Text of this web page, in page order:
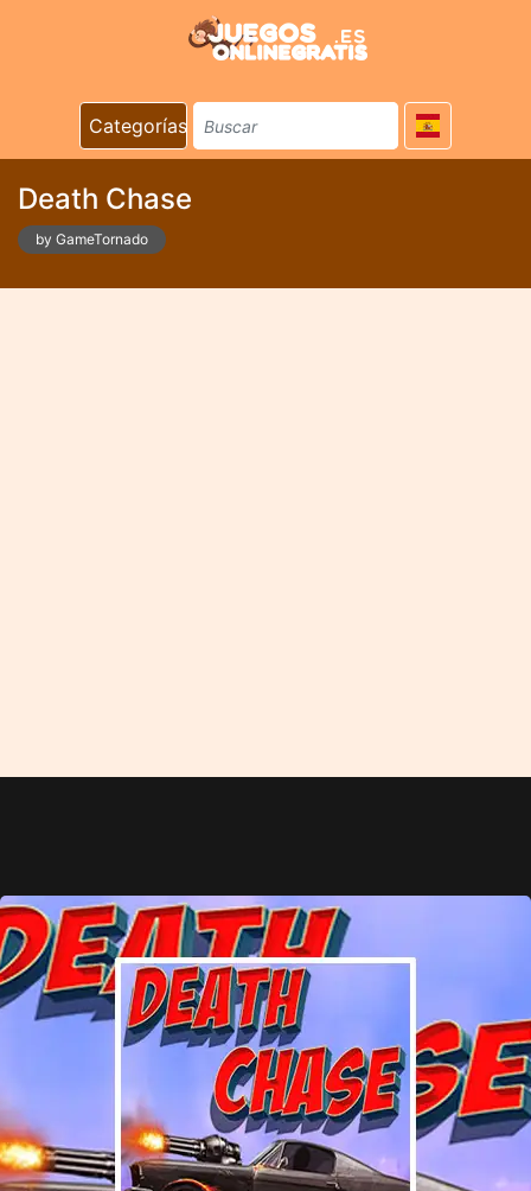
Categorías
Death Chase
by GameTornado